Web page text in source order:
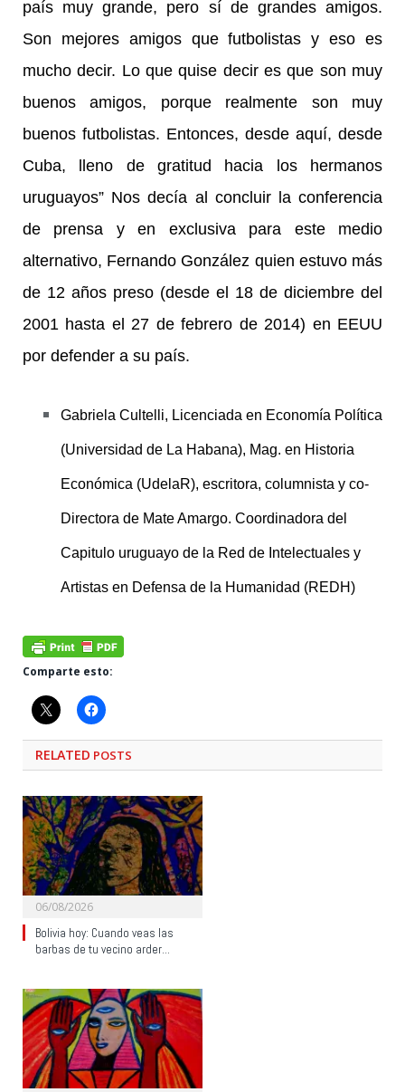
país muy grande, pero sí de grandes amigos.
Son mejores amigos que futbolistas y eso es
mucho decir. Lo que quise decir es que son muy
buenos amigos, porque realmente son muy
buenos futbolistas. Entonces, desde aquí, desde
Cuba, lleno de gratitud hacia los hermanos
uruguayos” Nos decía al concluir la conferencia
de prensa y en exclusiva para este medio
alternativo, Fernando González quien estuvo más
de 12 años preso (desde el 18 de diciembre del
2001 hasta el 27 de febrero de 2014) en EEUU
por defender a su país.
Gabriela Cultelli, Licenciada en Economía Política
(Universidad de La Habana), Mag. en Historia
Económica (UdelaR), escritora, columnista y co-
Directora de Mate Amargo. Coordinadora del
Capitulo uruguayo de la Red de Intelectuales y
Artistas en Defensa de la Humanidad (REDH)
Comparte esto:
RELATED POSTS
06/08/2026
Bolivia hoy: Cuando veas las
barbas de tu vecino arder…